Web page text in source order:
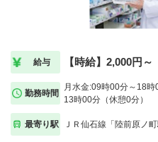
給与 【時給】2,000円～
勤務時間
月水金:09時00分～18
13時00分（休憩0分）
最寄り駅 ＪＲ仙石線「陸前原ノ